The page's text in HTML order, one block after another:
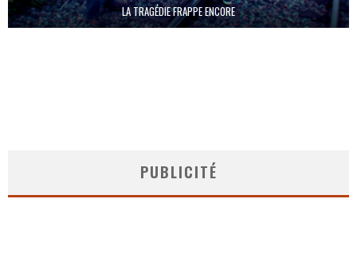
LA TRAGÉDIE FRAPPE ENCORE
PUBLICITÉ